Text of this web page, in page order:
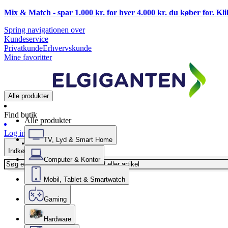
Mix & Match - spar 1.000 kr. for hver 4.000 kr. du køber for.
Spring navigationen over
Kundeservice
PrivatkundeErhvervskunde
Mine favoritter
Alle produkter
Find butik
Log ind
Indkøbskurv
Alle produkter
TV, Lyd & Smart Home
Computer & Kontor
Mobil, Tablet & Smartwatch
Gaming
Hardware